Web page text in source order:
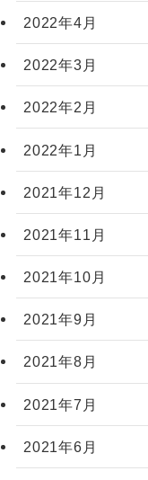
2022年4月
2022年3月
2022年2月
2022年1月
2021年12月
2021年11月
2021年10月
2021年9月
2021年8月
2021年7月
2021年6月